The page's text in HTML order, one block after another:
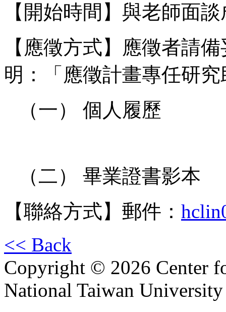
【開始時間】與老師面
【應徵方式】應徵者請
明：「應徵計畫專任研
（一） 個人履歷
（二） 畢業證書影本
【聯絡方式】郵件：
<< Back
Copyright © 2026 Center
National Taiwan University